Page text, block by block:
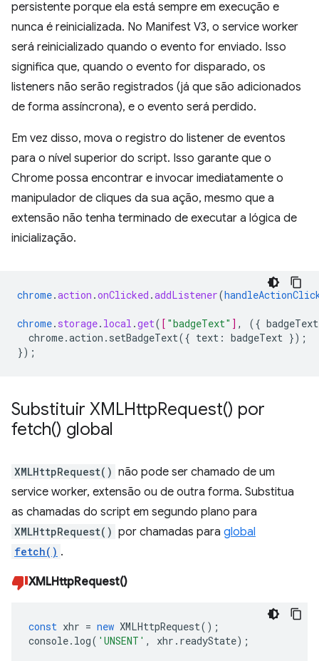
persistente porque ela está sempre em execução e
nunca é reinicializada. No Manifest V3, o service worker
será reinicializado quando o evento for enviado. Isso
significa que, quando o evento for disparado, os
listeners não serão registrados (já que são adicionados
de forma assíncrona), e o evento será perdido.
Em vez disso, mova o registro do listener de eventos
para o nível superior do script. Isso garante que o
Chrome possa encontrar e invocar imediatamente o
manipulador de cliques da sua ação, mesmo que a
extensão não tenha terminado de executar a lógica de
inicialização.
chrome.action .onClicked .addListener(
chrome. storage. local .get( [ "badgeText" ] , ({ badgeText
chrome.action.setBadgeText({ text : badgeText });
});
Substituir XMLHttpRequest() por
fetch() global
XMLHttpRequest() não pode ser chamado de um
service worker, extensão ou de outra forma. Substitua
as chamadas do script em segundo plano para
XMLHttpRequest() por chamadas para global
fetch() .
XMLHttpRequest()
const xhr = new XMLHttpRequest();
console. log( 'UNSENT' , xhr . readyState);